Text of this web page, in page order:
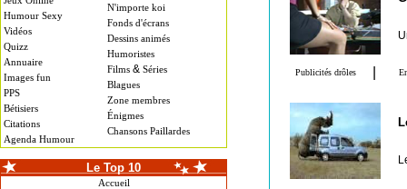
Humour Sexy
Vidéos
Quizz
Annuaire
Images fun
PPS
Bétisiers
Citations
Agenda Humour
N'importe koi
Fonds d'écrans
Dessins animés
Humoristes
Films & Séries
Blagues
Zone membres
Énigmes
Chansons Paillardes
Le Top 10
Accueil